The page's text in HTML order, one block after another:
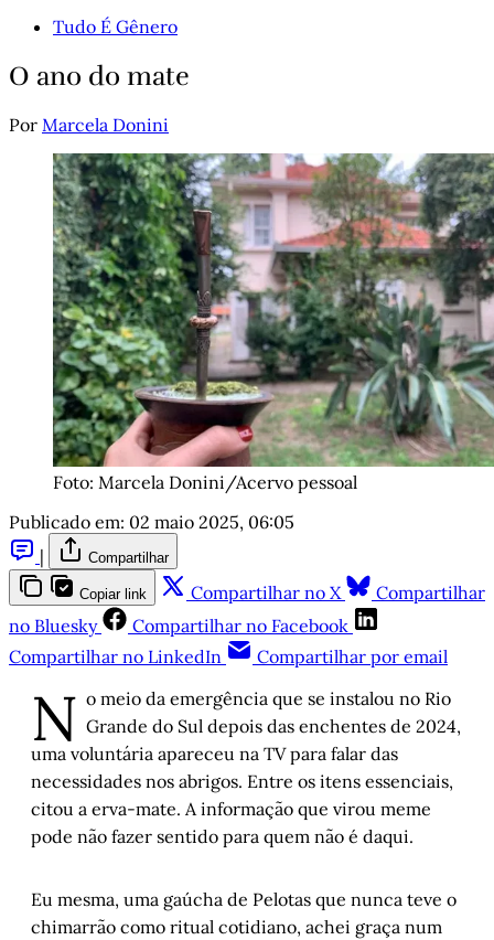
Tudo É Gênero
O ano do mate
Por Marcela Donini
Foto: Marcela Donini/Acervo pessoal
Publicado em: 02 maio 2025, 06:05
|
Compartilhar
Copiar link Compartilhar no X
Compartilhar
no Bluesky
Compartilhar no Facebook
Compartilhar no LinkedIn
Compartilhar por email
N o meio da emergência que se instalou no Rio
Grande do Sul depois das enchentes de 2024,
uma voluntária apareceu na TV para falar das
necessidades nos abrigos. Entre os itens essenciais,
citou a erva-mate. A informação que virou meme
pode não fazer sentido para quem não é daqui.
Eu mesma, uma gaúcha de Pelotas que nunca teve o
chimarrão como ritual cotidiano, achei graça num